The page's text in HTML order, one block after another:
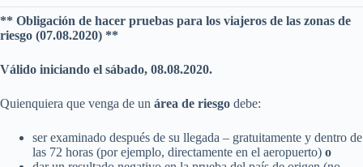
** Obligación de hacer pruebas para los viajeros de las zonas de
riesgo (07.08.2020) **
Válido iniciando el sábado, 08.08.2020.
Quienquiera que venga de un área de riesgo debe:
ser examinado después de su llegada – gratuitamente y dentro de
las 72 horas (por ejemplo, directamente en el aeropuerto) o